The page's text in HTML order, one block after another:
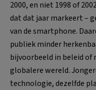
2000, en niet 1998 of
dat dat jaar markeert –
van de smartphone.
publiek minder
bijvoorbeeld in beleid of
globalere wereld.
technologie, dezelfde